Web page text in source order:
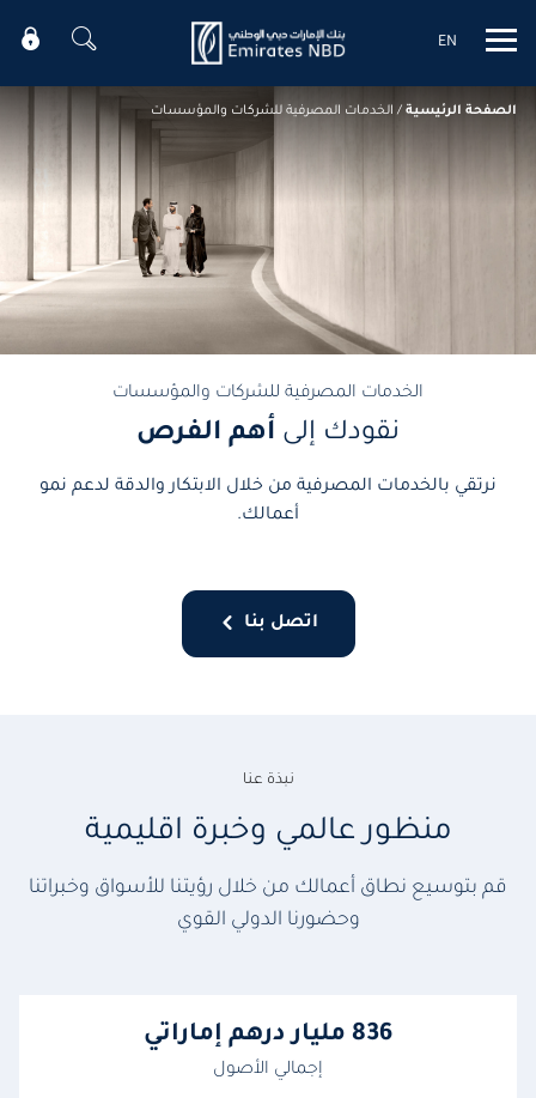
Mobile menu
EN
الصفحة الرئيسية / الخدمات المصرفية للشركات والمؤسسات
الخدمات المصرفية للشركات والمؤسسات
نقودك إلى أهم الفرص
نرتقي بالخدمات المصرفية من خلال الابتكار والدقة لدعم نمو
أعمالك.
اتصل بنا
نبذة عنا
منظور عالمي وخبرة اقليمية
قم بتوسيع نطاق أعمالك من خلال رؤيتنا للأسواق وخبراتنا
وحضورنا الدولي القوي
836 مليار درهم إماراتي
إجمالي الأصول